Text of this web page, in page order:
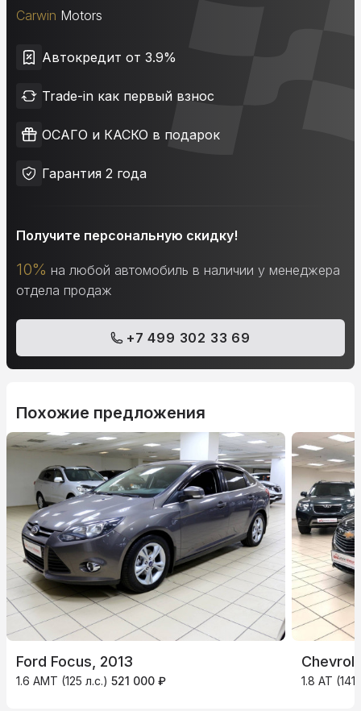
Carwin Motors
Автокредит от 3.9%
Trade-in как первый взнос
ОСАГО и КАСКО в подарок
Гарантия 2 года
Получите персональную скидку!
10% на любой автомобиль в наличии у менеджера
отдела продаж
+7 499 302 33 69
Похожие предложения
Ford Focus, 2013
1.6 AMT (125 л.с.) 521 000 ₽ 1.8 AT